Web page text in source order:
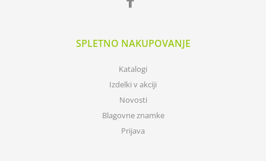
SPLETNO NAKUPOVANJE
Katalogi
Izdelki v akciji
Novosti
Blagovne znamke
Prijava